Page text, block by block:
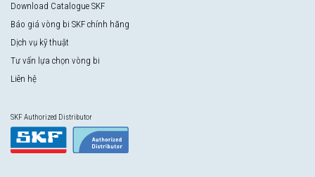
Download Catalogue SKF
Báo giá vòng bi SKF chính hãng
Dịch vụ kỹ thuật
Tư vấn lựa chọn vòng bi
Liên hệ
SKF Authorized Distributor